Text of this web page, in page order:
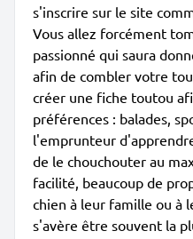
s'inscrire sur le site
Vous allez forcément
passionné qui saura
afin de combler votre
créer une fiche toutou
préférences : balades,
l'emprunteur
de le chouchouter au
facilité, beaucoup de
chien à leur famille ou à
s'avère être souvent la